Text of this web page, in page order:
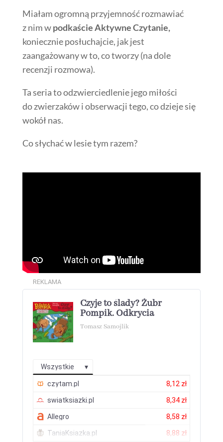
Miałam ogromną przyjemność rozmawiać
z nim wpodkaście Aktywne Czytanie,
koniecznie posłuchajcie, jak jest
zaangażowany w to, co tworzy (na dole
recenzji rozmowa).
Ta seria to odzwierciedlenie jego miłości
do zwierzaków i obserwacji tego, co dzieje się
wokół nas.
Co słychać w lesie tym razem?
REKLAMA
Czyje to ślady? Żubr
Pompik. Odkrycia
Tomasz Samojlik
Wszystkie
czytam.pl 8,12 zł
swiatksiazki.pl 8,34 zł
Allegro 8,58 zł
TaniaKsiazka.pl 8,88 zł